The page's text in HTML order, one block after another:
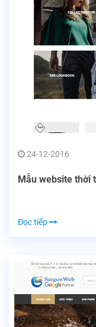
24-12-2016
Mẫu website thời
Đọc tiếp